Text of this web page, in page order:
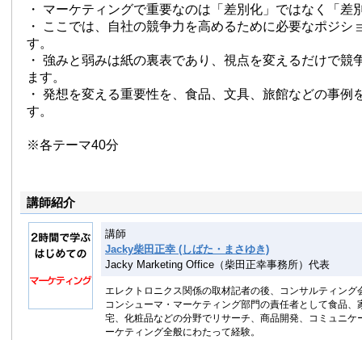
・ マーケティングで重要なのは「差別化」ではなく「差
・ ここでは、自社の競争力を高めるために必要なポジシ
す。
・ 強みと弱みは紙の裏表であり、視点を変えるだけで競
ます。
・ 発想を変える重要性を、食品、文具、旅館などの事例
す。
※各テーマ40分
講師紹介
講師
Jacky柴田正幸 (しばた・まさゆき)
Jacky Marketing Office（柴田正幸事務所）代表
エレクトロニクス関係の取材記者の後、コンサルティング
コンシューマ・マーケティング部門の責任者として食品、
宅、化粧品などの分野でリサーチ、商品開発、コミュニケ
ーケティング全般にわたって経験。